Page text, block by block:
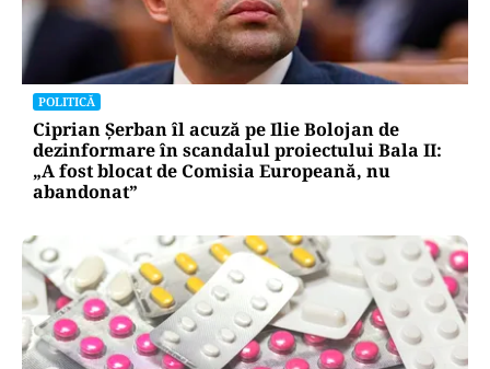
Factura PPC are o pagină de sumar, cu toate
informațiile care contează la îndemână